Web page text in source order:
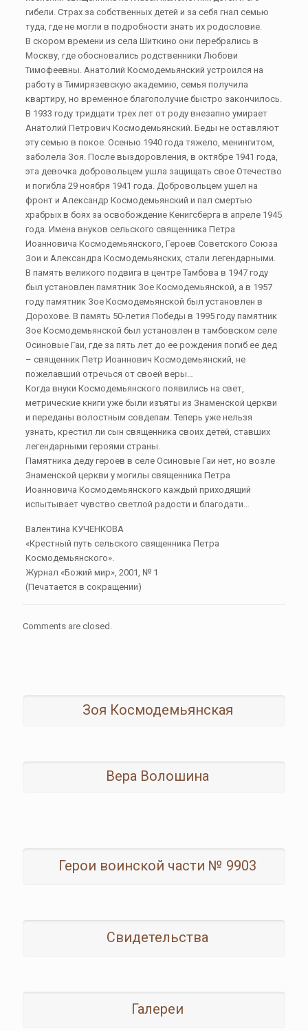
гибели. Страх за собственных детей и за себя гнал семью
туда, где не могли в подробности знать их родословие.
В скором времени из села Шиткино они перебрались в
Москву, где обосновались родственники Любови
Тимофеевны. Анатолий Космодемьянский устроился на
работу в Тимирязевскую академию, семья получила
квартиру, но временное благополучие быстро закончилось.
В 1933 году тридцати трех лет от роду внезапно умирает
Анатолий Петрович Космодемьянский. Беды не оставляют
эту семью в покое. Осенью 1940 года тяжело, менингитом,
заболела Зоя. После выздоровления, в октябре 1941 года,
эта девочка добровольцем ушла защищать свое Отечество
и погибла 29 ноября 1941 года. Добровольцем ушел на
фронт и Александр Космодемьянский и пал смертью
храбрых в боях за освобождение Кенигсберга в апреле 1945
года. Имена внуков сельского священника Петра
Иоанновича Космодемьянского, Героев Советского Союза
Зои и Александра Космодемьянских, стали легендарными.
В память великого подвига в центре Тамбова в 1947 году
был установлен памятник Зое Космодемьянской, а в 1957
году памятник Зое Космодемьянской был установлен в
Дорохове. В память 50-летия Победы в 1995 году памятник
Зое Космодемьянской был установлен в тамбовском селе
Осиновые Гаи, где за пять лет до ее рождения погиб ее дед
– священник Петр Иоаннович Космодемьянский, не
пожелавший отречься от своей веры…
Когда внуки Космодемьянского появились на свет,
метрические книги уже были изъяты из Знаменской церкви
и переданы волостным совдепам. Теперь уже нельзя
узнать, крестил ли сын священника своих детей, ставших
легендарными героями страны.
Памятника деду героев в селе Осиновые Гаи нет, но возле
Знаменской церкви у могилы священника Петра
Иоанновича Космодемьянского каждый приходящий
испытывает чувство светлой радости и благодати…
Валентина КУЧЕНКОВА
«Крестный путь сельского священника Петра
Космодемьянского».
Журнал «Божий мир», 2001, № 1
(Печатается в сокращении)
Comments are closed.
Зоя Космодемьянская
Вера Волошина
Герои воинской части № 9903
Свидетельства
Галереи